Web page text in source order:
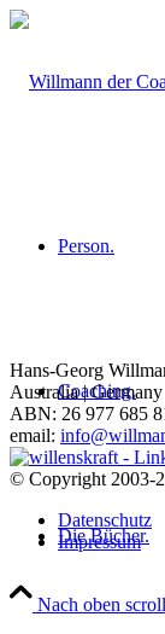
Person.
Coaching.
Die Bücher.
Hans-Georg
Australia | Germany
ABN: 26 977 685
email:
© Copyright 2003-
Datenschutz
Impressum
Nach oben